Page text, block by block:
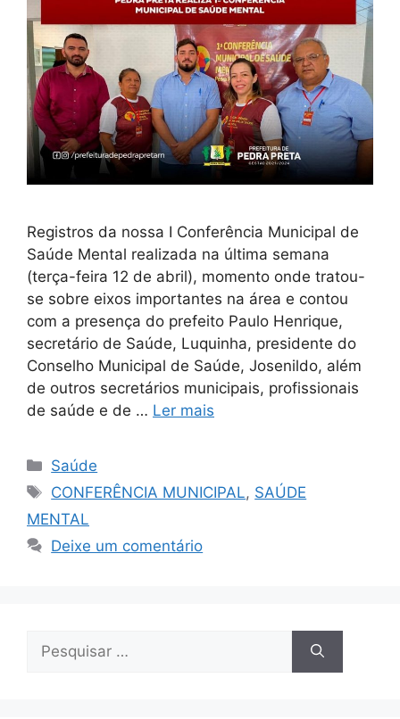
Registros da nossa I Conferência Municipal de
Saúde Mental realizada na última semana
(terça-feira 12 de abril), momento onde tratou-
se sobre eixos importantes na área e contou
com a presença do prefeito Paulo Henrique,
secretário de Saúde, Luquinha, presidente do
Conselho Municipal de Saúde, Josenildo, além
de outros secretários municipais, profissionais
de saúde e de … Ler mais
Saúde
CONFERÊNCIA MUNICIPAL, SAÚDE
MENTAL
Deixe um comentário